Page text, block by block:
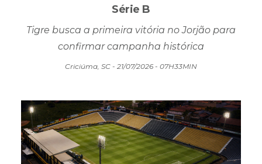
Série B
Tigre busca a primeira vitória no Jorjão para
confirmar campanha histórica
Criciúma, SC - 21/07/2026 - 07H33MIN